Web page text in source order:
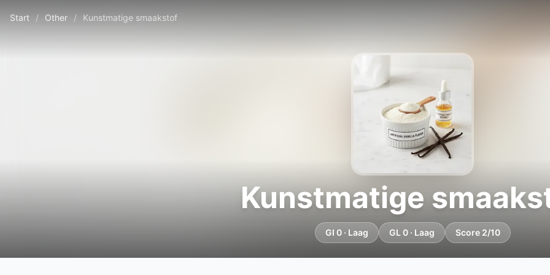
Start / Other / Kunstmatige smaakstof
Kunstmatige
GI 0 · Laag GL 0 · Laag Score 2/10